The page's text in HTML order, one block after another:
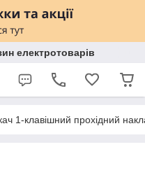
електротоварів
1-клавішний прохідний